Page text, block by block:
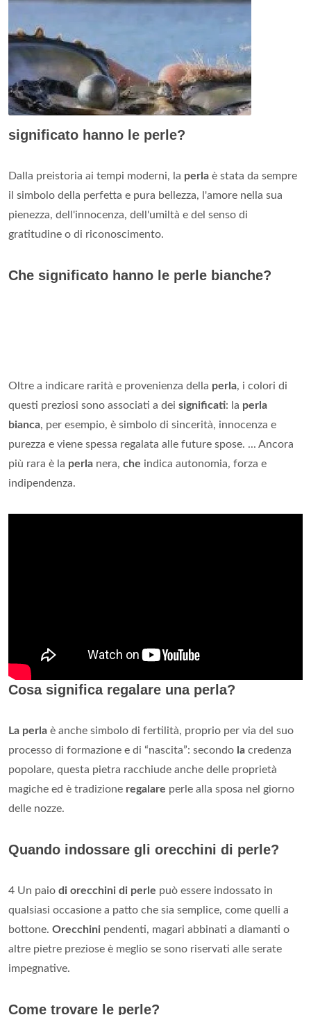
significato hanno le perle?
Dalla preistoria ai tempi moderni, la perla è stata da sempre
il simbolo della perfetta e pura bellezza, l'amore nella sua
pienezza, dell'innocenza, dell'umiltà e del senso di
gratitudine o di riconoscimento.
Che significato hanno le perle bianche?
Oltre a indicare rarità e provenienza della perla, i colori di
questi preziosi sono associati a dei significati: la perla
bianca, per esempio, è simbolo di sincerità, innocenza e
purezza e viene spessa regalata alle future spose. ... Ancora
più rara è la perla nera, che indica autonomia, forza e
indipendenza.
Cosa significa regalare una perla?
La perla è anche simbolo di fertilità, proprio per via del suo
processo di formazione e di “nascita”: secondo la credenza
popolare, questa pietra racchiude anche delle proprietà
magiche ed è tradizione regalare perle alla sposa nel giorno
delle nozze.
Quando indossare gli orecchini di perle?
4 Un paio di orecchini di perle può essere indossato in
qualsiasi occasione a patto che sia semplice, come quelli a
bottone. Orecchini pendenti, magari abbinati a diamanti o
altre pietre preziose è meglio se sono riservati alle serate
impegnative.
Come trovare le perle?